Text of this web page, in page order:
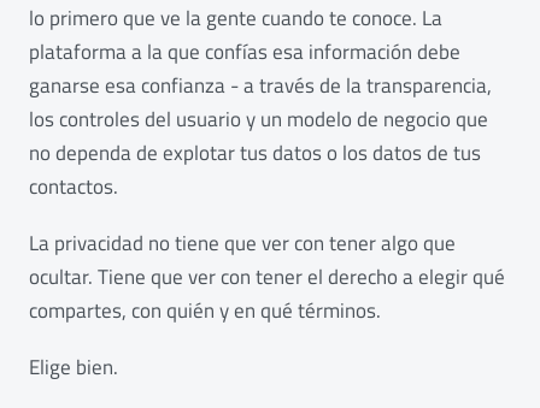
lo primero que ve la gente cuando te conoce. La
plataforma a la que confías esa información debe
ganarse esa confianza - a través de la transparencia,
los controles del usuario y un modelo de negocio que
no dependa de explotar tus datos o los datos de tus
contactos.
La privacidad no tiene que ver con tener algo que
ocultar. Tiene que ver con tener el derecho a elegir qué
compartes, con quién y en qué términos.
Elige bien.